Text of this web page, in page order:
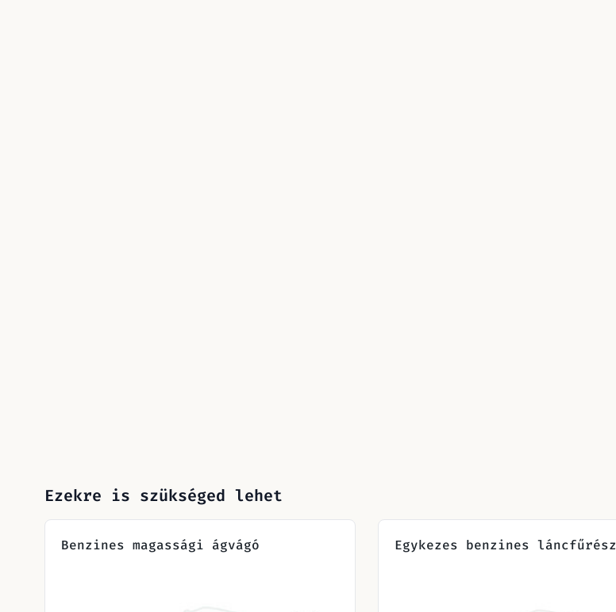
Ezekre is szükséged lehet
Benzines magassági ágvágó Egykezes benzines láncfűrész